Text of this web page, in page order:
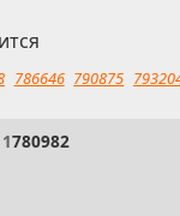
786646 790875
1780982